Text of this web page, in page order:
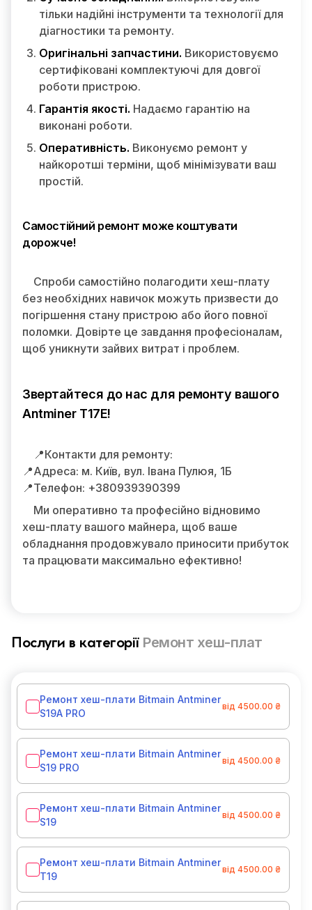
тільки надійні інструменти та технології для
діагностики та ремонту.
Оригінальні запчастини. Використовуємо
сертифіковані комплектуючі для довгої
роботи пристрою.
Гарантія якості. Надаємо гарантію на
виконані роботи.
Оперативність. Виконуємо ремонт у
найкоротші терміни, щоб мінімізувати ваш
простій.
Самостійний ремонт може коштувати
дорожче!
Спроби самостійно полагодити хеш-плату
без необхідних навичок можуть призвести до
погіршення стану пристрою або його повної
поломки. Довірте це завдання професіоналам,
щоб уникнути зайвих витрат і проблем.
Звертайтеся до нас для ремонту вашого
Antminer T17E!
📍Контакти для ремонту:
📍Адреса: м. Київ, вул. Івана Пулюя, 1Б
📍Телефон: +380939390399
Ми оперативно та професійно відновимо
хеш-плату вашого майнера, щоб ваше
обладнання продовжувало приносити прибуток
та працювати максимально ефективно!
Послуги в категорії Ремонт хеш-плат
Ремонт хеш-плати Bitmain Antminer
S19A PRO
від 4500.00 ₴
Ремонт хеш-плати Bitmain Antminer
S19 PRO
від 4500.00 ₴
Ремонт хеш-плати Bitmain Antminer
S19
від 4500.00 ₴
Ремонт хеш-плати Bitmain Antminer
T19
від 4500.00 ₴